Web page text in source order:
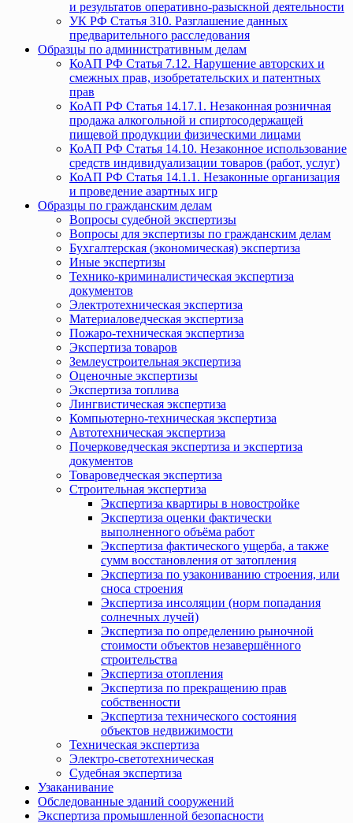
и результатов оперативно-разыскной деятельности
УК РФ Статья 310. Разглашение данных
предварительного расследования
Образцы по административным делам
КоАП РФ Статья 7.12. Нарушение авторских и
смежных прав, изобретательских и патентных
прав
КоАП РФ Статья 14.17.1. Незаконная розничная
продажа алкогольной и спиртосодержащей
пищевой продукции физическими лицами
КоАП РФ Статья 14.10. Незаконное использование
средств индивидуализации товаров (работ, услуг)
КоАП РФ Статья 14.1.1. Незаконные организация
и проведение азартных игр
Образцы по гражданским делам
Вопросы судебной экспертизы
Вопросы для экспертизы по гражданским делам
Бухгалтерская (экономическая) экспертиза
Иные экспертизы
Технико-криминалистическая экспертиза
документов
Электротехническая экспертиза
Материаловедческая экспертиза
Пожаро-техническая экспертиза
Экспертиза товаров
Землеустроительная экспертиза
Оценочные экспертизы
Экспертиза топлива
Лингвистическая экспертиза
Компьютерно-техническая экспертиза
Автотехническая экспертиза
Почерковедческая экспертиза и экспертиза
документов
Товароведческая экспертиза
Строительная экспертиза
Экспертиза квартиры в новостройке
Экспертиза оценки фактически
выполненного объёма работ
Экспертиза фактического ущерба, а также
сумм восстановления от затопления
Экспертиза по узакониванию строения, или
сноса строения
Экспертиза инсоляции (норм попадания
солнечных лучей)
Экспертиза по определению рыночной
стоимости объектов незавершённого
строительства
Экспертиза отопления
Экспертиза по прекращению прав
собственности
Экспертиза технического состояния
объектов недвижимости
Техническая экспертиза
Электро-светотехническая
Судебная экспертиза
Узаканивание
Обследованные зданий сооружений
Экспертиза промышленной безопасности